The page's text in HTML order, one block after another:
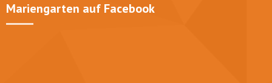
Mariengarten auf Facebook